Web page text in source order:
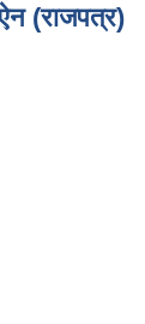
(राजपत्र)